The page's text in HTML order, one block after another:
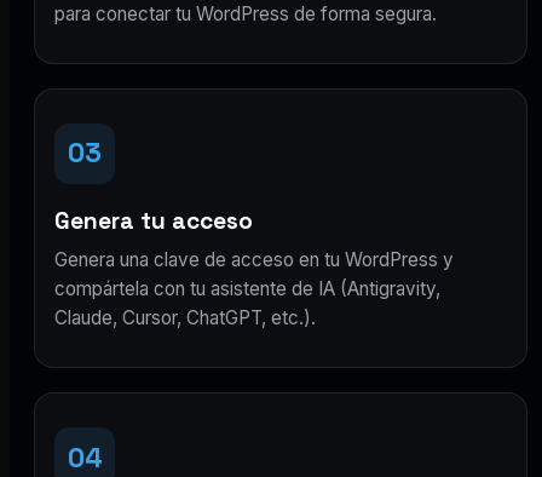
para conectar tu WordPress de forma segura.
03
Genera tu acceso
Genera una clave de acceso en tu WordPress y
compártela con tu asistente de IA (Antigravity,
Claude, Cursor, ChatGPT, etc.).
04